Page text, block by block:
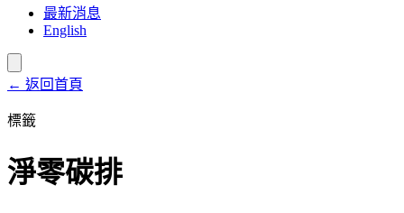
最新消息
English
← 返回首頁
標籤
淨零碳排